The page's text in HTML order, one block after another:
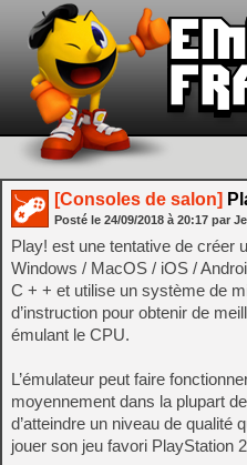
[Consoles de salon]
Posté le 24/09/2018 à 20:17 par
Play! est une tentative de créer
Windows / MacOS / iOS /
C + + et utilise un système de
d’instruction pour obtenir de
émulant le CPU.
L’émulateur peut faire
moyennement dans la plupart
d’atteindre un niveau de qualité
jouer son jeu favori PlayStation